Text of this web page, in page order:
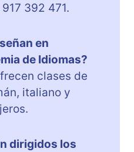
392 471.
en
de Idiomas?
clases de
italiano y
dirigidos los